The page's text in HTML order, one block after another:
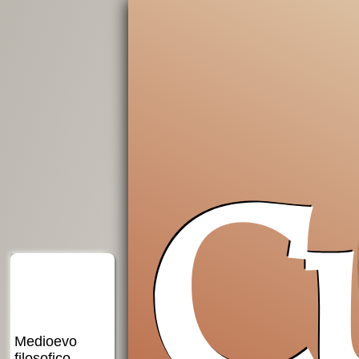
Insostituibile
Grazie,